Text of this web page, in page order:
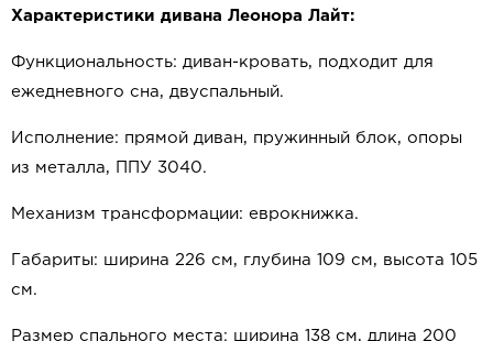
Характеристики дивана Леонора Лайт:
Функциональность: диван-кровать, подходит для
ежедневного сна, двуспальный.
Исполнение: прямой диван, пружинный блок, опоры
из металла, ППУ 3040.
Механизм трансформации: еврокнижка.
Габариты: ширина 226 см, глубина 109 см, высота 105
см.
Размер спального места: ширина 138 см, длина 200